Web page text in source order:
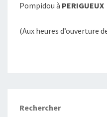
Pompidou à PERIGUEUX
(Aux heures d’ouverture
Rechercher